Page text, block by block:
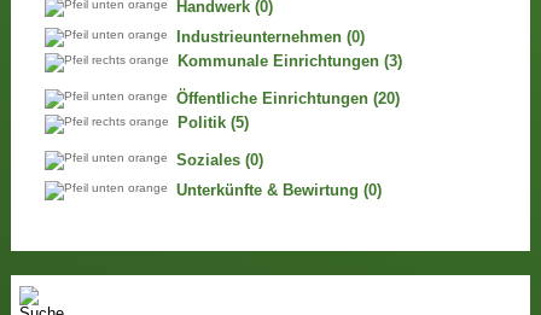
Handwerk (0)
Industrieunternehmen (0)
Kommunale Einrichtungen (3)
Öffentliche Einrichtungen (20)
Politik (5)
Soziales (0)
Unterkünfte & Bewirtung (0)